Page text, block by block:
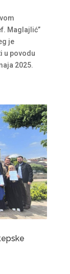
Maglajlić”
je
u povodu
2025.